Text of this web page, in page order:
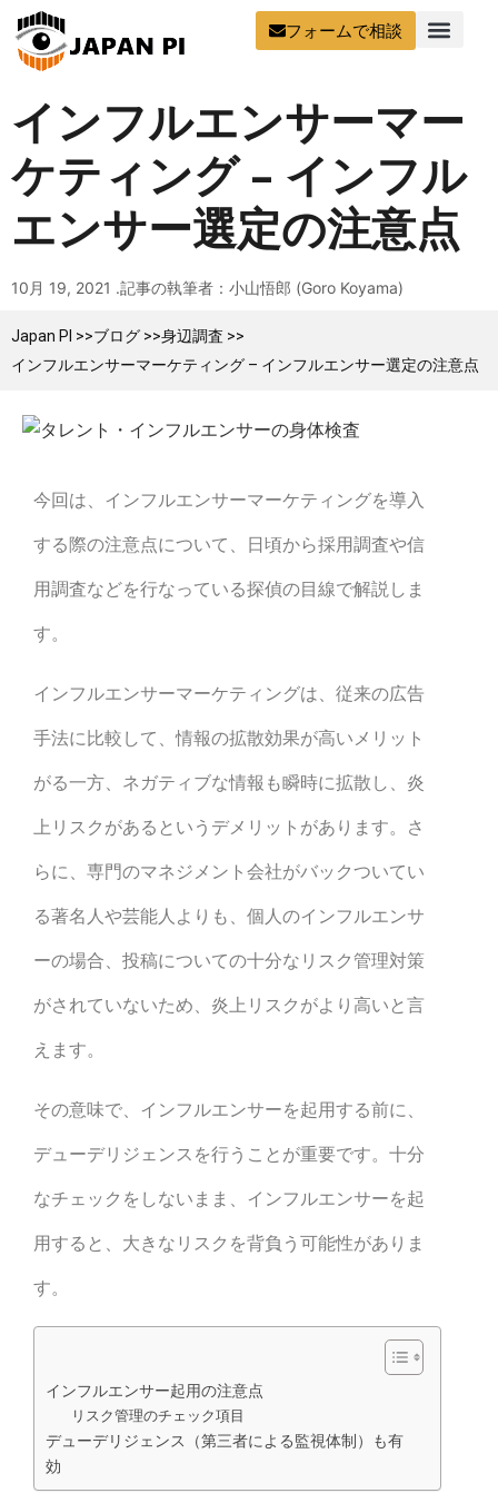
フォームで相談
インフルエンサーマー
ケティング – インフル
エンサー選定の注意点
10月 19, 2021 .記事の執筆者：小山悟郎 (Goro Koyama)
Japan PI >>ブログ >>身辺調査 >>
インフルエンサーマーケティング – インフルエンサー選定の注意点
今回は、インフルエンサーマーケティングを導入
する際の注意点について、日頃から採用調査や信
用調査などを行なっている探偵の目線で解説しま
す。
インフルエンサーマーケティングは、従来の広告
手法に比較して、情報の拡散効果が高いメリット
がる一方、ネガティブな情報も瞬時に拡散し、炎
上リスクがあるというデメリットがあります。さ
らに、専門のマネジメント会社がバックついてい
る著名人や芸能人よりも、個人のインフルエンサ
ーの場合、投稿についての十分なリスク管理対策
がされていないため、炎上リスクがより高いと言
えます。
その意味で、インフルエンサーを起用する前に、
デューデリジェンスを行うことが重要です。十分
なチェックをしないまま、インフルエンサーを起
用すると、大きなリスクを背負う可能性がありま
す。
インフルエンサー起用の注意点
リスク管理のチェック項目
デューデリジェンス（第三者による監視体制）も有
効